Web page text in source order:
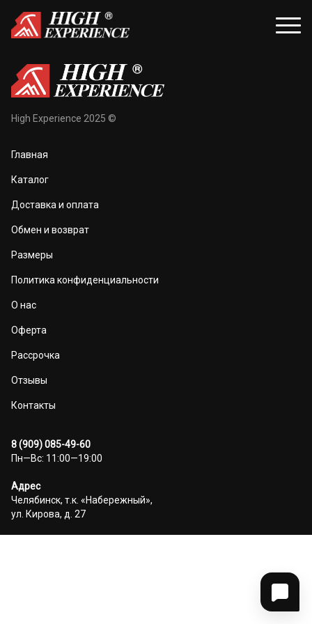
и перчатки
и маски
High Experience 2025 ©
Главная
Каталог
Доставка и оплата
Обмен и возврат
Размеры
Политика конфиденциальности
О нас
Оферта
Рассрочка
Отзывы
Контакты
8 (909) 085-49-60
Пн—Вс: 11:00—19:00
Адрес
Челябинск, т.к. «Набережный»,
ул. Кирова, д. 27